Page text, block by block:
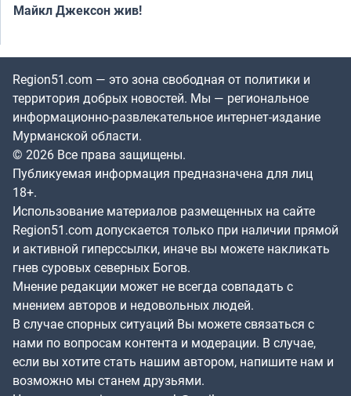
Майкл Джексон жив!
Region51.com — это зона свободная от политики и
территория добрых новостей. Мы — региональное
информационно-развлекательное интернет-издание
Мурманской области.
© 2026 Все права защищены.
Публикуемая информация предназначена для лиц
18+.
Использование материалов размещенных на сайте
Region51.com допускается только при наличии прямой
и активной гиперссылки, иначе вы можете накликать
гнев суровых северных Богов.
Мнение редакции может не всегда совпадать с
мнением авторов и недовольных людей.
В случае спорных ситуаций Вы можете связаться с
нами по вопросам контента и модерации. В случае,
если вы хотите стать нашим автором, напишите нам и
возможно мы станем друзьями.